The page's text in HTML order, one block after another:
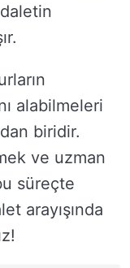
alabilmeleri
biridir.
ve uzman
süreçte
arayışında